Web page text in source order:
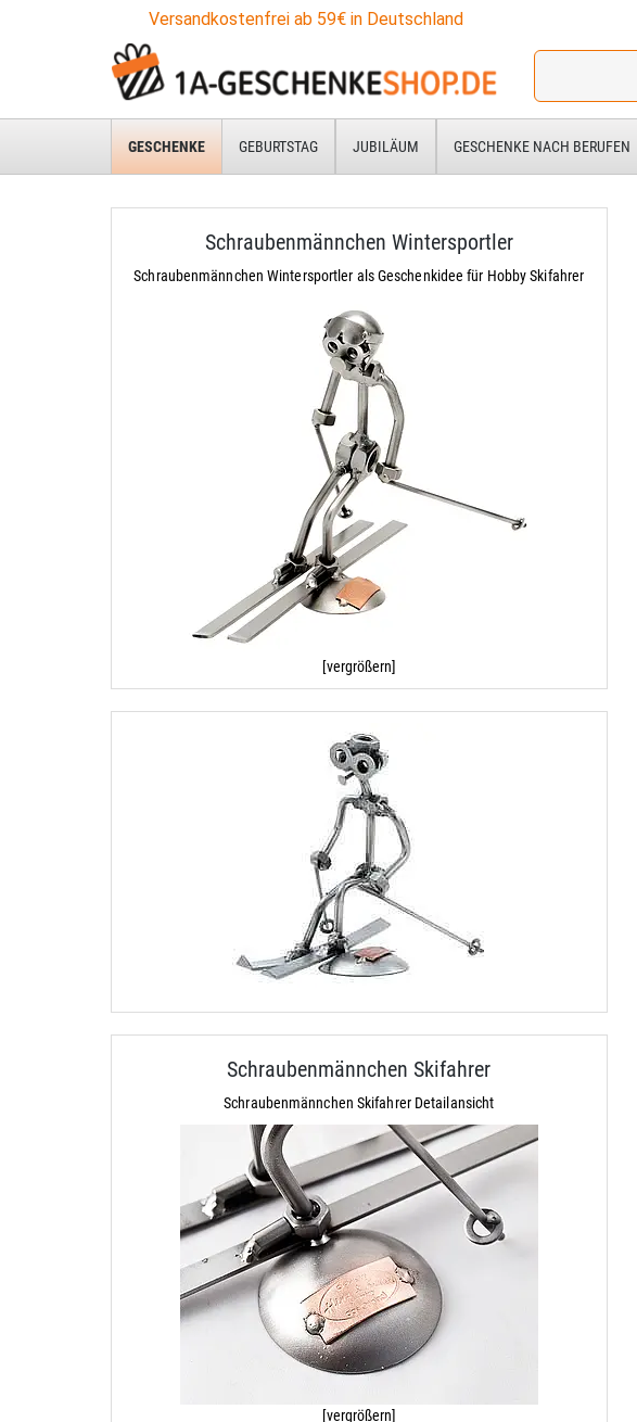
Versandkostenfrei ab 59€ in Deutschland
Ich
für:
GESCHENKE GEBURTSTAG JUBILÄUM GESCHENKE NACH BERUFEN
Schraubenmännchen Wintersportler
Schraubenmännchen Wintersportler als Geschenkidee für Hobby Skifahrer
[vergrößern]
Schraubenmännchen Skifahrer
Schraubenmännchen Skifahrer Detailansicht
[vergrößern]